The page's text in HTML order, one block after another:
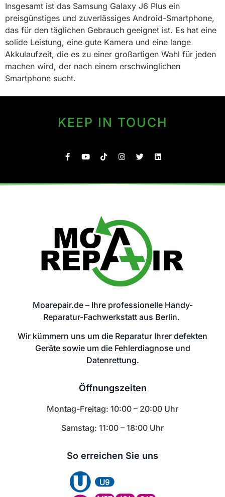
Insgesamt ist das Samsung Galaxy J6 Plus ein
preisgünstiges und zuverlässiges Android-Smartphone,
das für den täglichen Gebrauch geeignet ist. Es hat eine
solide Leistung, eine gute Kamera und eine lange
Akkulaufzeit, die es zu einer großartigen Wahl für jeden
machen wird, der nach einem erschwinglichen
Smartphone sucht.
KEEP IN TOUCH
Moarepair.de – Ihre professionelle Handy-
Reparatur-Fachwerkstatt aus Berlin.
Wir kümmern uns um die Reparatur Ihrer defekten
Geräte sowie um die Fehlerdiagnose und
Datenrettung.
Öffnungszeiten
Montag-Freitag: 10:00 – 20:00 Uhr
Samstag: 11:00 – 18:00 Uhr
So erreichen Sie uns